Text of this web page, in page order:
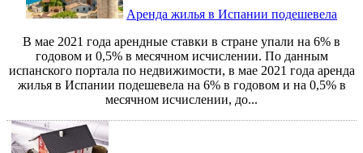
Аренда жилья в Испании подешевела
В мае 2021 года арендные ставки в стране упали на 6% в
годовом и 0,5% в месячном исчислении. По данным
испанского портала по недвижимости, в мае 2021 года аренда
жилья в Испании подешевела на 6% в годовом и на 0,5% в
месячном исчислении, до...